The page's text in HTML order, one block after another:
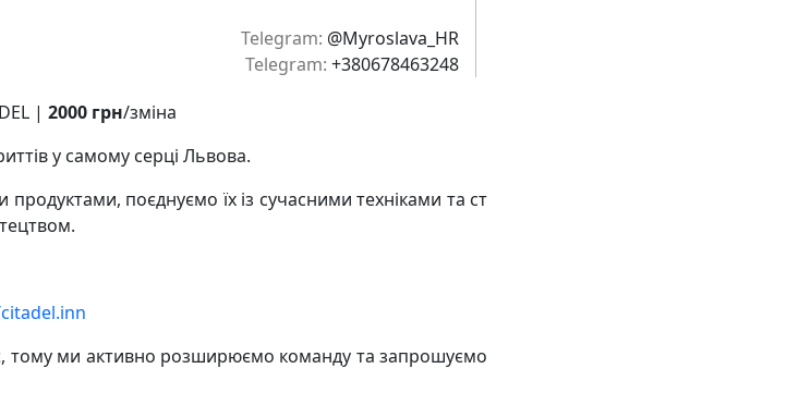
Telegram: @Myroslava_HR
Telegram: +380678463248
| 2000 грн/зміна
у самому серці Львова.
поєднуємо їх із сучасними техніками та ст
тому ми активно розширюємо команду та запрошуємо